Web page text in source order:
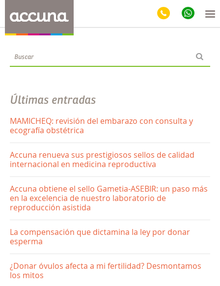
Blog
Últimas entradas
MAMICHEQ: revisión del embarazo con consulta y
ecografía obstétrica
Accuna renueva sus prestigiosos sellos de calidad
internacional en medicina reproductiva
Accuna obtiene el sello Gametia-ASEBIR: un paso más
en la excelencia de nuestro laboratorio de
reproducción asistida
La compensación que dictamina la ley por donar
esperma
¿Donar óvulos afecta a mi fertilidad? Desmontamos
los mitos